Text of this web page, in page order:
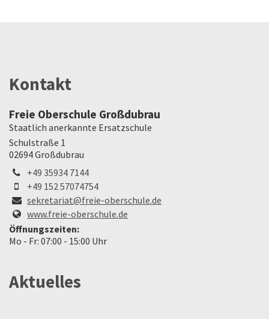
Kontakt
Freie Oberschule Großdubrau
Staatlich anerkannte Ersatzschule
Schulstraße 1
02694Großdubrau
+49 35934 7144
+49 152 57074754
sekretariat@freie-oberschule.de
www.freie-oberschule.de
Öffnungszeiten:
Mo - Fr: 07:00 - 15:00 Uhr
Aktuelles